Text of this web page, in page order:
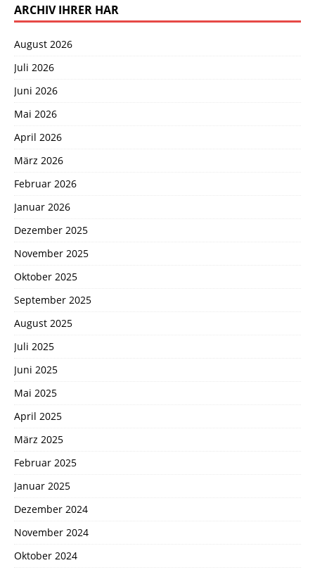
ARCHIV IHRER HAR
August 2026
Juli 2026
Juni 2026
Mai 2026
April 2026
März 2026
Februar 2026
Januar 2026
Dezember 2025
November 2025
Oktober 2025
September 2025
August 2025
Juli 2025
Juni 2025
Mai 2025
April 2025
März 2025
Februar 2025
Januar 2025
Dezember 2024
November 2024
Oktober 2024